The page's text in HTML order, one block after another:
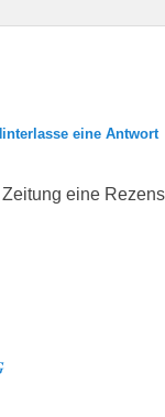
eine Antwort
eine